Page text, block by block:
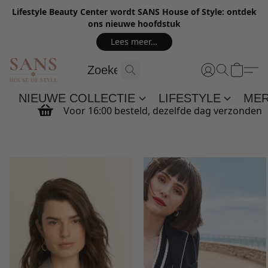
Lifestyle Beauty Center wordt SANS House of Style: ontdek
ons nieuwe hoofdstuk
Lees meer…
NIEUWE COLLECTIE LIFESTYLE
Voor 16:00 besteld, dezelfde dag verzonden